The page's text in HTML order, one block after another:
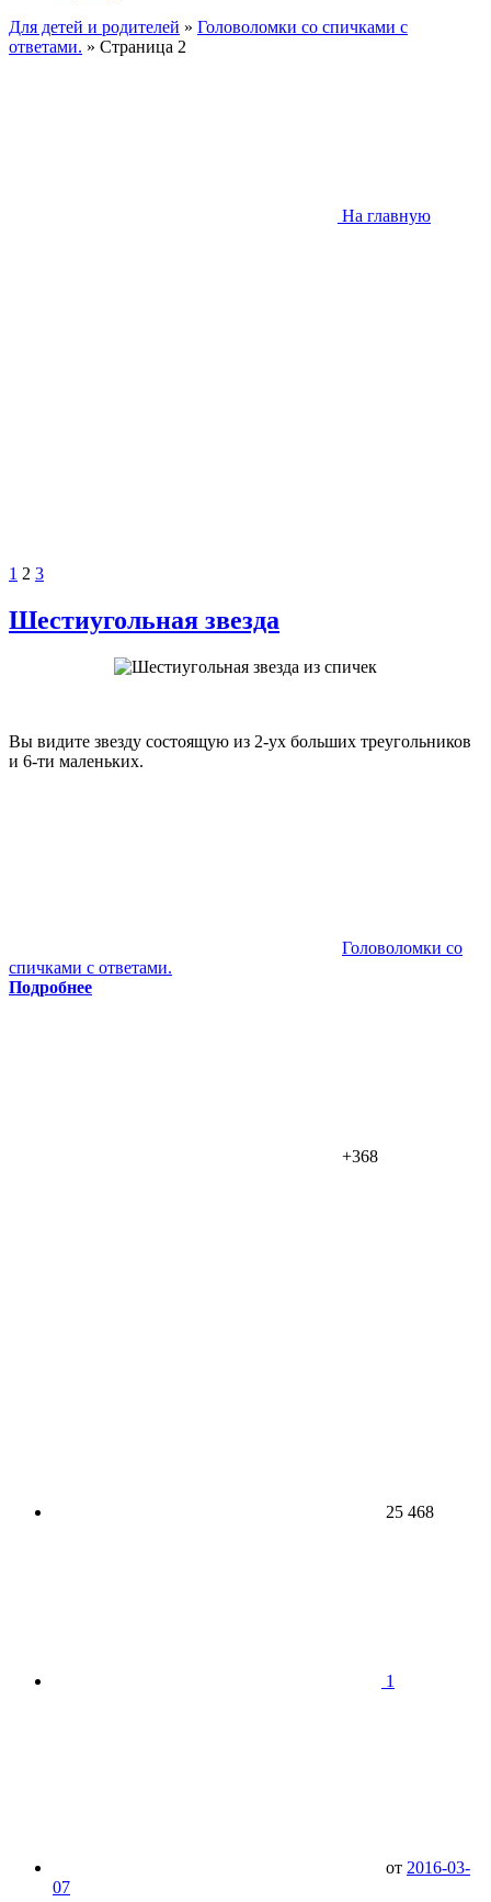
Для детей и родителей » Головоломки со спичками с
ответами. » Страница 2
На главную
1 2 3
Шестиугольная звезда
Вы видите звезду состоящую из 2-ух больших треугольников
и 6-ти маленьких.
Головоломки со
спичками с ответами.
Подробнее
+368
25 468
1
от 2016-03-
07